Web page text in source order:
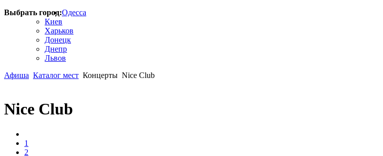
Выбрать город:Одесса
Киев
Харьков
Донецк
Днепр
Львов
Афиша Каталог мест Концерты Nice Club
Nice Club
1
2